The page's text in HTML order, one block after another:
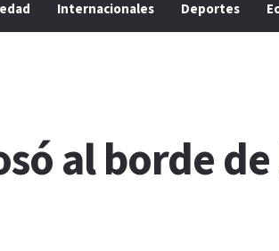
Internacionales Deportes
al borde